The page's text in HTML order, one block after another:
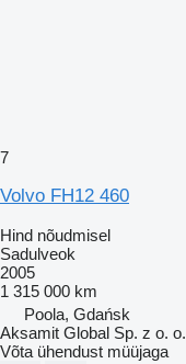
7
Volvo FH12 460
Hind nõudmisel
Sadulveok
2005
1 315 000 km
Poola, Gdańsk
Aksamit Global Sp. z o. o.
Võta ühendust müüjaga